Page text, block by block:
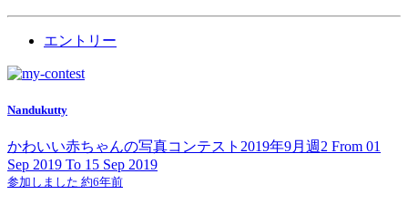
エントリー
Nandukutty
かわいい赤ちゃんの写真コンテスト2019年9月週2 From 01
Sep 2019 To 15 Sep 2019
参加しました 約6年前